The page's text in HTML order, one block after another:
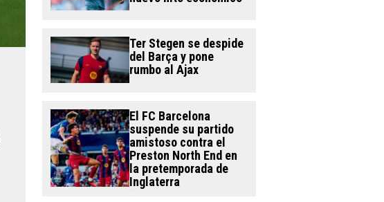
Ter Stegen se despide
del Barça y pone
rumbo al Ajax
El FC Barcelona
suspende su partido
amistoso contra el
Preston North End en
la pretemporada de
Inglaterra